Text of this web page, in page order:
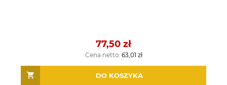
77,50 zł
Cena netto: 63,01 zł
DO KOSZYKA